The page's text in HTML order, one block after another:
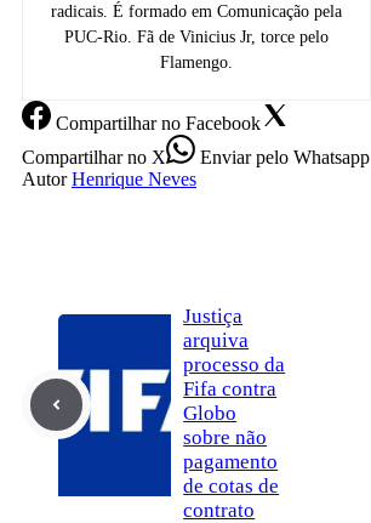
radicais. É formado em Comunicação pela
PUC-Rio. Fã de Vinicius Jr, torce pelo
Flamengo.
Compartilharno Facebook
Compartilharno X Enviarpelo Whatsapp
Autor Henrique Neves
Justiça
arquiva
processo da
Fifa contra
Globo
sobre não
pagamento
de cotas de
contrato